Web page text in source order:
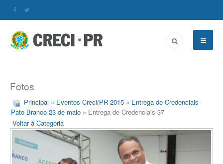
Fotos
Principal » Eventos Creci/PR 2015 » Entrega de Credenciais -
Pato Branco 23 de maio » Entrega de Credenciais-37
Voltar à Categoria